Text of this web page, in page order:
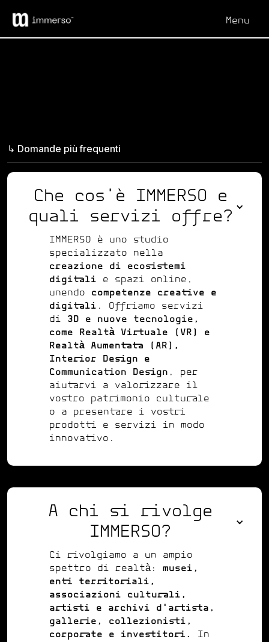
Menu
Chiudi
↳ Domande più frequenti
Che cos'è IMMERSO e
quali servizi offre?
IMMERSO è uno studio
specializzato nella
creazione di ecosistemi
digitali e spazi online,
unendo competenze creative e
digitali . Offriamo servizi
di 3D e nuove tecnologie,
come Realtà Virtuale (VR) e
Realtà Aumentata (AR),
Interior Design e
Communication Design , per
aiutarvi a valorizzare il
vostro patrimonio culturale
o a presentare i vostri
prodotti e servizi in modo
innovativo.
A chi si rivolge
IMMERSO?
Ci rivolgiamo a un ampio
spettro di realtà: musei,
enti territoriali,
associazioni culturali,
artisti e archivi d'artista,
gallerie, collezionisti,
corporate e investitori.
In